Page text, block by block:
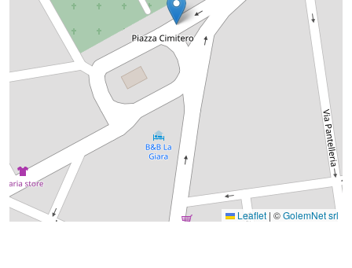
Leaflet | ©GolemNet srl